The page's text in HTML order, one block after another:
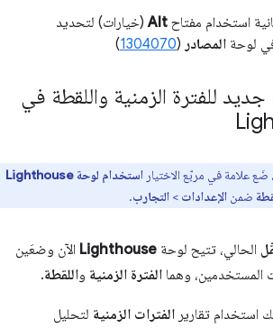
استخدام مفتاح Alt(خيارات) لتحديد
لوحة المصادر (
1304070
)
للفترة الزمنية واللقطة في
ضَع علامة في مربّع الاختيار
استخدام لوحة Lighthouse
ضمن الإعدادات > التجارب.
الحالي، تتيح لوحة Lighthouse الآن وضعَين
المستخدمين، وهما الفترة الزمنية واللقطة.
استخدام تقارير الفترات الزمنية لتحليل